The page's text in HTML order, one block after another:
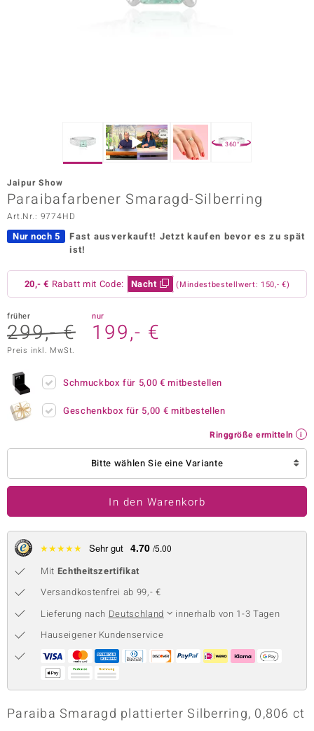
Vogue
Paraíso
Collection
BY DE MELO
Collection
Classics
360°
Jaipur Show
Paraibafarbener Smaragd-Silberring
Art.Nr.: 9774HD
Nur noch 5 Fast ausverkauft! Jetzt kaufen bevor es zu spät
ist!
20,- € Rabatt mit Code: Nacht (Mindestbestellwert: 150,- €)
früher
299,- €
nur
199,- €
Preis inkl. MwSt.
Schmuckbox für 5,00 € mitbestellen
Geschenkbox für 5,00 € mitbestellen
Ringgröße ermitteln
Bitte wählen Sie eine Variante
In den Warenkorb
★★★★★ Sehr gut 4.70 /5.00
Mit Echtheitszertifikat
Versandkostenfrei ab 99,- €
Lieferung nach Deutschland
innerhalb von 1-3 Tagen
Hauseigener Kundenservice
Paraiba Smaragd plattierter Silberring, 0,806 ct